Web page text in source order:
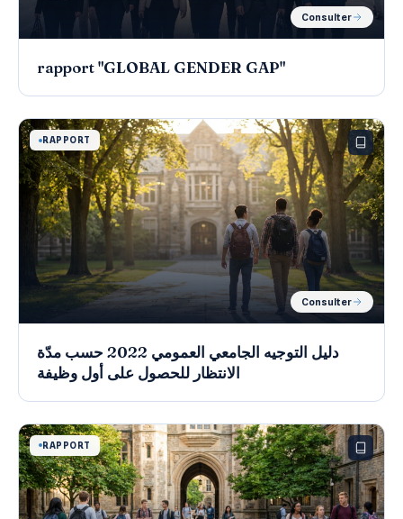
Consulter
rapport "GLOBAL GENDER GAP"
RAPPORT
Consulter
دليل التوجيه الجامعي العمومي 2022 حسب مدّة
الانتظار للحصول على أول وظيفة
RAPPORT